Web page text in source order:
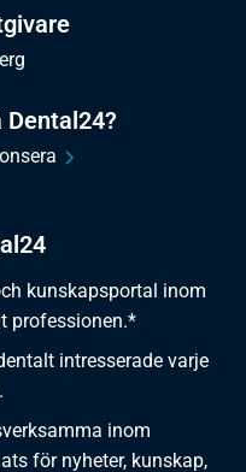
kunskapsportal inom
professionen.*
intresserade varje
inom
för nyheter, kunskap,
Dental24?